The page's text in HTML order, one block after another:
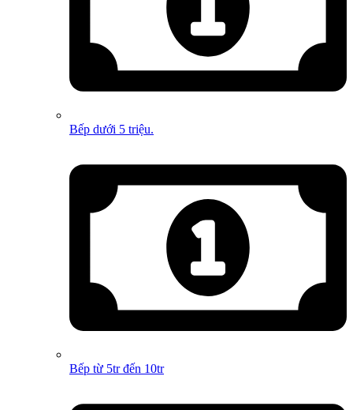
Bếp dưới 5 triệu.
Bếp từ 5tr đến 10tr